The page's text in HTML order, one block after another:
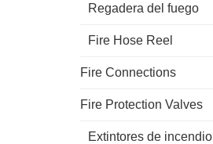
Regadera del fuego
Fire Hose Reel
Fire Connections
Fire Protection Valves
Extintores de incendio